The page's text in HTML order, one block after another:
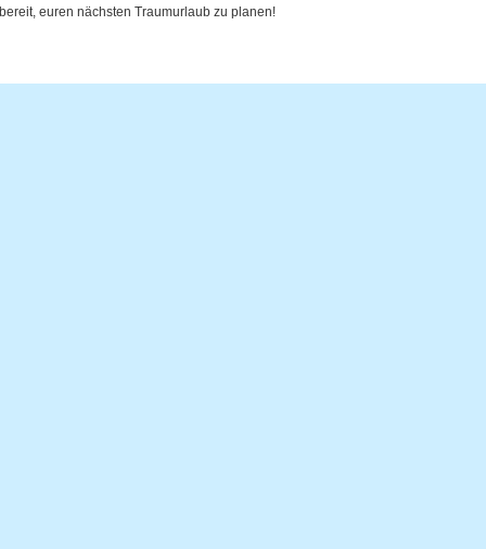
euren nächsten Traumurlaub zu planen!